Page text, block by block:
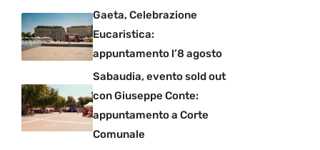
Gaeta, Celebrazione
Eucaristica:
appuntamento l’8 agosto
Sabaudia, evento sold out
con Giuseppe Conte:
appuntamento a Corte
Comunale